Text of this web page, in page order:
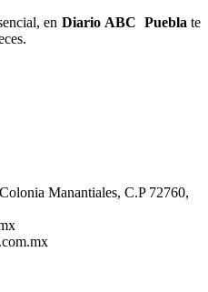
en Diario ABC Puebla te
Manantiales, C.P 72760,